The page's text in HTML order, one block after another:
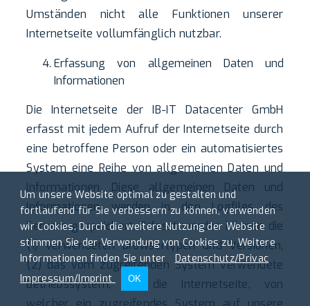
Umständen nicht alle Funktionen unserer
Internetseite vollumfänglich nutzbar.
Erfassung von allgemeinen Daten und
Informationen
Die Internetseite der IB-IT Datacenter GmbH
erfasst mit jedem Aufruf der Internetseite durch
eine betroffene Person oder ein automatisiertes
System eine Reihe von allgemeinen Daten und
Informationen. Diese allgemeinen Daten und
Informationen werden in den Logfiles des
Servers gespeichert. Erfasst werden können die
(1) verwendeten Browsertypen und Versionen,
(2) das vom zugreifenden System verwendete
Betriebssystem, (3) die Internetseite, von
Um unsere Website optimal zu gestalten und
fortlaufend für Sie verbessern zu können, verwenden
wir Cookies. Durch die weitere Nutzung der Website
stimmen Sie der Verwendung von Cookies zu. Weitere
Informationen finden Sie unter Datenschutz/Privac
Impressum/Imprint
OK